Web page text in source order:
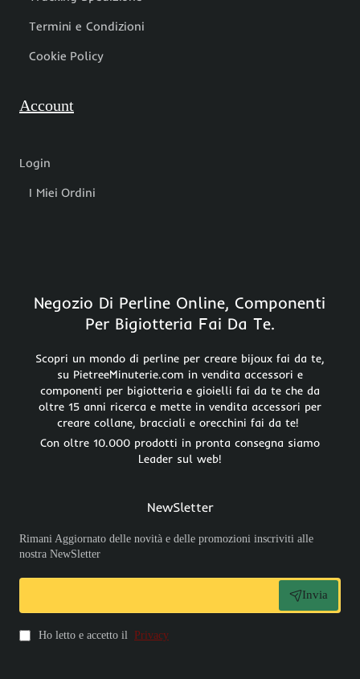
Termini e Condizioni
Cookie Policy
Account
Login
I Miei Ordini
Negozio Di Perline Online, Componenti
Per Bigiotteria Fai Da Te.
Scopri un mondo di perline per creare bijoux fai da te,
su PietreeMinuterie.com in vendita accessori e
componenti per bigiotteria e gioielli fai da te che da
oltre 15 anni ricerca e mette in vendita accessori per
creare collane, bracciali e orecchini fai da te!
Con oltre 10.000 prodotti in pronta consegna siamo
Leader sul web!
NewSletter
Rimani Aggiornato delle novità e delle promozioni inscriviti alle
nostra NewSletter
Invia
Ho letto e accetto il Privacy